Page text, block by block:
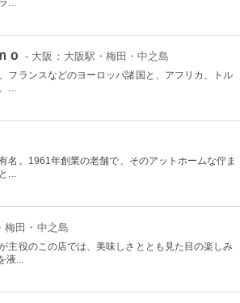
...
ｏ - 大阪：大阪駅・梅田・中之島
フランスなどのヨーロッパ諸国と、アフリカ、トル
...
名。1961年創業の老舗で、そのアットホームな佇ま
...
梅田・中之島
主役のこの店では、美味しさととも見た目の楽しみ
液...